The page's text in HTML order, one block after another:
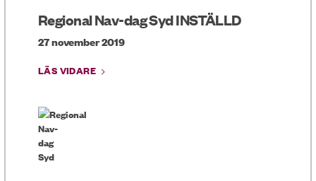
Regional Nav-dag Syd INSTÄLLD
27 november 2019
LÄS VIDARE